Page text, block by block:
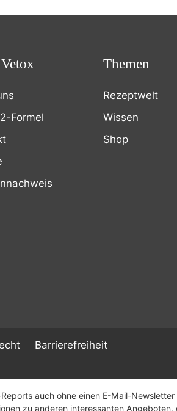
Formel
Themen
Rezeptwelt
Wissen
Shop
Barrierefreiheit
auch ohne einen E-Mail-
zu anderen interessanten